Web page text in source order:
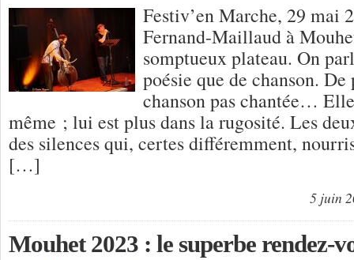
Festiv’en Marche, 29 mai
Fernand-Maillaud à
somptueux plateau. On
poésie que de chanson.
chanson pas chantée…
même ; lui est plus dans la rugosité. Les
des silences qui, certes différemment,
[…]
5 juin
Mouhet 2023 : le superbe rendez-